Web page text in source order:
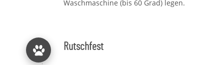
Waschmaschine (bis 60 Grad) legen.
Rutschfest